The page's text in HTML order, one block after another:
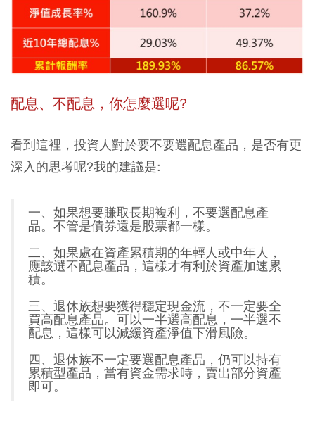
配息、不配息，你怎麼選呢?
看到這裡，投資人對於要不要選配息產品，是否有更
深入的思考呢?我的建議是:
一、如果想要賺取長期複利，不要選配息產
品。不管是債券還是股票都一樣。
二、如果處在資產累積期的年輕人或中年人，
應該選不配息產品，這樣才有利於資產加速累
積。
三、退休族想要獲得穩定現金流，不一定要全
買高配息產品。可以一半選高配息，一半選不
配息，這樣可以減緩資產淨值下滑風險。
四、退休族不一定要選配息產品，仍可以持有
累積型產品，當有資金需求時，賣出部分資產
即可。